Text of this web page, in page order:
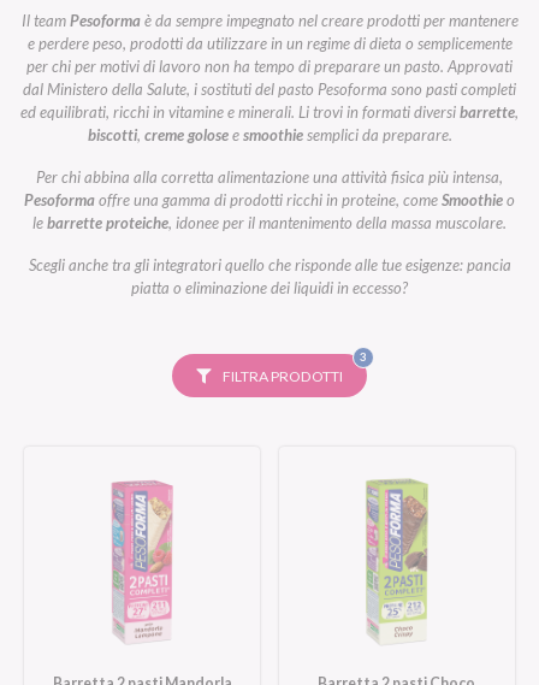
Il teamPesoformaè da sempre impegnato nel creare prodotti per mantenere
e perdere peso, prodotti da utilizzare in un regime di dieta o semplicemente
per chi per motivi di lavoro non ha tempo di preparare un pasto. Approvati
dal Ministero della Salute, i sostituti del pasto Pesoforma sono pasti completi
ed equilibrati, ricchi in vitamine e minerali. Li trovi in formati diversibarrette,
biscotti, creme goloseesmoothiesemplici da preparare.
Per chi abbina alla corretta alimentazione una attività fisica più intensa,
Pesoformaoffre una gamma di prodotti ricchi in proteine, comeSmoothieo
lebarrette proteiche, idonee per il mantenimento della massa muscolare.
Scegli anche tra gli integratori quello che risponde alle tue esigenze: pancia
piatta o eliminazione dei liquidi in eccesso?
FILTRA PRODOTTI
3FILTRI
SELEZIONATI